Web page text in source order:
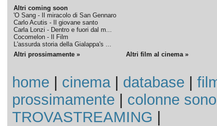
Altri coming soon
'O Sang - Il miracolo di San Gennaro
Carlo Acutis - Il giovane santo
Carla Lonzi - Dentro e fuori dal m...
Cocomelon - Il Film
L'assurda storia della Gialappa's ...
Altri prossimamente » Altri film al cinema »
home cinema| database
prossimamente
colonne
TROVASTREAMING